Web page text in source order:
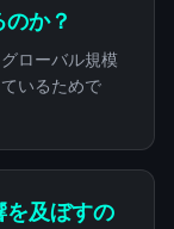
か？
ローバル規模
いるためで
及ぼすの